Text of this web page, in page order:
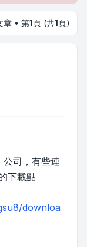
章 • 第1頁 (共1頁)
司，有些連
下載點
downloa